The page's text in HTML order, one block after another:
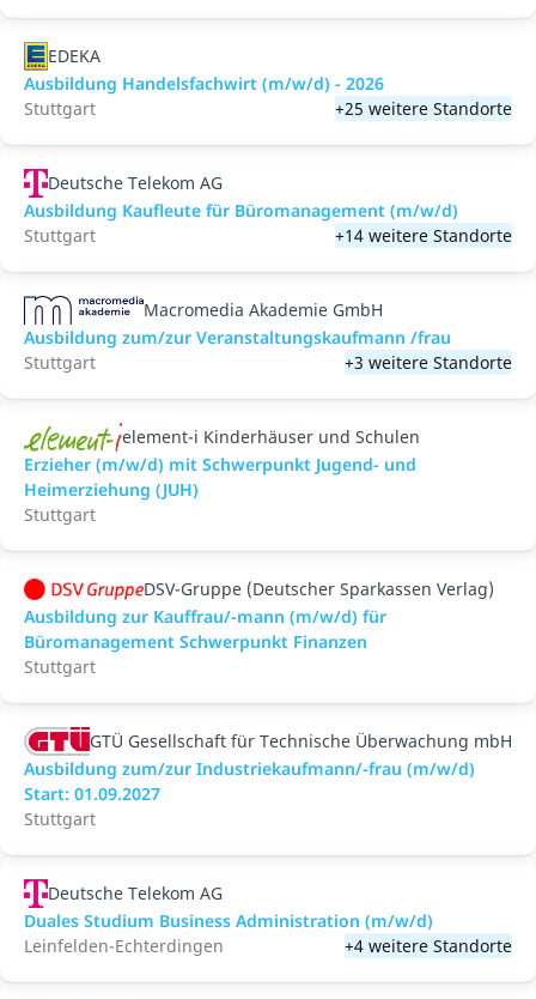
EDEKA
Ausbildung Handelsfachwirt (m/w/d) - 2026
Stuttgart
+25 weitere Standorte
Deutsche Telekom AG
Ausbildung Kaufleute für Büromanagement (m/w/d)
Stuttgart
+14 weitere Standorte
Macromedia Akademie GmbH
Ausbildung zum/zur Veranstaltungs­kaufmann /frau
Stuttgart
+3 weitere Standorte
element-i Kinderhäuser und Schulen
Erzieher (m/w/d) mit Schwerpunkt Jugend- und
Heimerziehung (JUH)
Stuttgart
DSV-Gruppe (Deutscher Sparkassen Verlag)
Ausbildung zur Kauffrau/-mann (m/w/d) für
Büromanagement Schwerpunkt Finanzen
Stuttgart
GTÜ Gesellschaft für Technische Überwachung mbH
Ausbildung zum/zur Industriekaufmann/-frau (m/w/d)
Start: 01.09.2027
Stuttgart
Deutsche Telekom AG
Duales Studium Business Administration (m/w/d)
Leinfelden-Echterdingen
+4 weitere Standorte